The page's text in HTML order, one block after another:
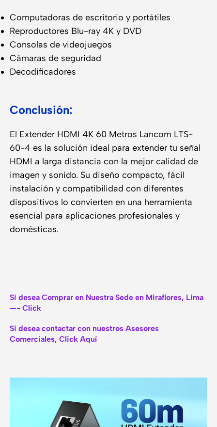
Computadoras de escritorio y portátiles
Reproductores Blu-ray 4K y DVD
Consolas de videojuegos
Cámaras de seguridad
Decodificadores
Conclusión:
El Extender HDMI 4K 60 Metros Lancom LTS-
60-4 es la solución ideal para extender tu señal
HDMI a larga distancia con la mejor calidad de
imagen y sonido. Su diseño compacto, fácil
instalación y compatibilidad con diferentes
dispositivos lo convierten en una herramienta
esencial para aplicaciones profesionales y
domésticas.
Si desea Comprar en Nuestra Sede en Miraflores, Lima
—- Click
Si desea contactar con nuestros Asesores
Comerciales, Click Aquí